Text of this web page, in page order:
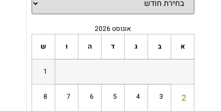
אוגוסט 2026
א
ב ג ד ה ו ש
1
2
3
4
5
6
7
8